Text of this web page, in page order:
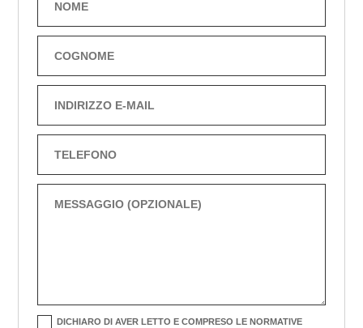
DICHIARO DI AVER LETTO E COMPRESO LE NORMATIVE